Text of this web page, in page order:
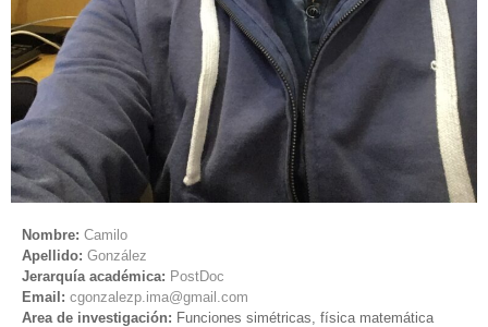
Nombre: Camilo
Apellido: González
Jerarquía académica: PostDoc
Email: cgonzalezp.ima@gmail.com
Area de investigación: Funciones simétricas, física matemática